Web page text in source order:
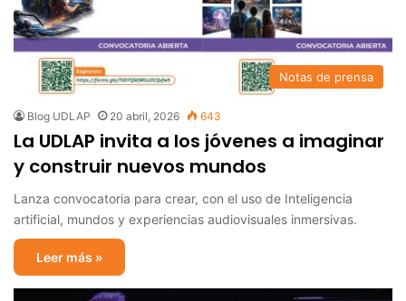
Notas de prensa
Blog UDLAP 20 abril, 2026 643
La UDLAP invita a los jóvenes a imaginar
y construir nuevos mundos
Lanza convocatoria para crear, con el uso de Inteligencia
artificial, mundos y experiencias audiovisuales inmersivas.
Leer más »